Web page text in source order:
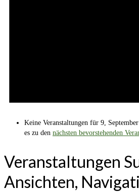
Keine Veranstaltungen für 9,
es zu den nächsten bevorstehenden
Veranstaltungen
Ansichten,